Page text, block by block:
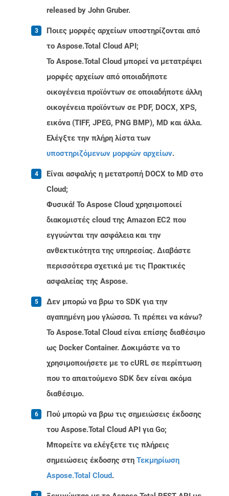
released by John Gruber.
Ποιες μορφές αρχείων υποστηρίζονται από
το Aspose.Total Cloud API;
Το Aspose.Total Cloud μπορεί να μετατρέψει
μορφές αρχείων από οποιαδήποτε
οικογένεια προϊόντων σε οποιαδήποτε άλλη
οικογένεια προϊόντων σε PDF, DOCX, XPS,
εικόνα (TIFF, JPEG, PNG BMP), MD και άλλα.
Ελέγξτε την πλήρη λίστα των
υποστηριζόμενων μορφών αρχείων.
Είναι ασφαλής η μετατροπή DOCX to MD στο
Cloud;
Φυσικά! Το Aspose Cloud χρησιμοποιεί
διακομιστές cloud της Amazon EC2 που
εγγυώνται την ασφάλεια και την
ανθεκτικότητα της υπηρεσίας. Διαβάστε
περισσότερα σχετικά με τις Πρακτικές
ασφαλείας της Aspose.
Δεν μπορώ να βρω το SDK για την
αγαπημένη μου γλώσσα. Τι πρέπει να κάνω?
Το Aspose.Total Cloud είναι επίσης διαθέσιμο
ως Docker Container. Δοκιμάστε να το
χρησιμοποιήσετε με το cURL σε περίπτωση
που το απαιτούμενο SDK δεν είναι ακόμα
διαθέσιμο.
Πού μπορώ να βρω τις σημειώσεις έκδοσης
του Aspose.Total Cloud API για Go;
Μπορείτε να ελέγξετε τις πλήρεις
σημειώσεις έκδοσης στη Τεκμηρίωση
Aspose.Total Cloud.